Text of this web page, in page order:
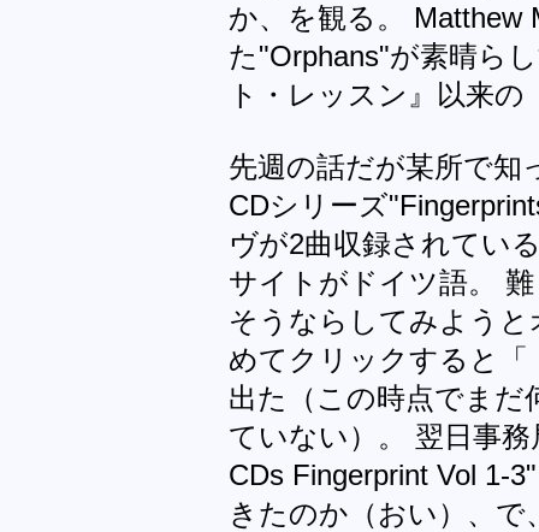
か、を観る。 Matthew
た"Orphans"が素晴ら
ト・レッスン』以来の
先週の話だが某所で知
CDシリーズ
ヴが2曲収録されてい
サイトがドイツ語。
そうならしてみよう
めてクリックすると
出た（この時点でま
ていない）。 翌日事
CDs Fingerprint Vol 1-
きたのか（おい）、で